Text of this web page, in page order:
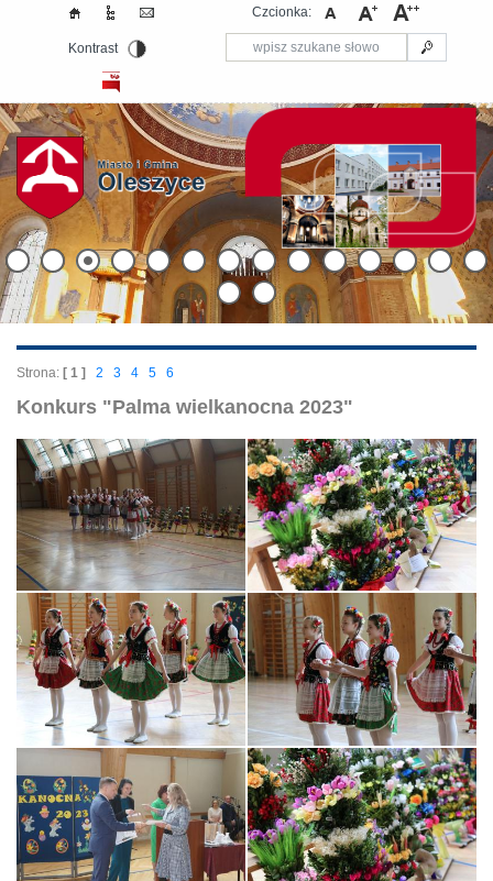
Czcionka:
Kontrast
Strona: [ 1 ] 2 3 4 5 6
Konkurs "Palma wielkanocna 2023"